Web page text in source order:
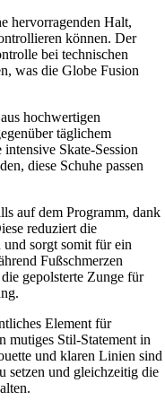
hervorragenden Halt,
können. Der
bei technischen
was die Globe Fusion
hochwertigen
täglichem
Skate-Session
diese Schuhe passen
auf dem Programm, dank
reduziert die
sorgt somit für ein
Fußschmerzen
gepolsterte Zunge für
Element für
mutiges Stil-Statement in
und klaren Linien sind
setzen und gleichzeitig die